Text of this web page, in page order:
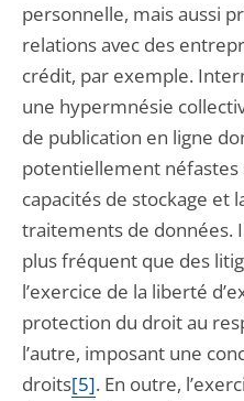
personnelle, mais aussi
relations avec des
crédit, par exemple.
une hypermnésie
de publication en ligne
potentiellement
capacités de stockage et
traitements de données.
plus fréquent que des
l’exercice de la liberté
protection du droit au
l’autre, imposant une
droits[5]. En outre,